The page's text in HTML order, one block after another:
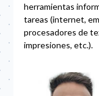
herramientas
tareas (internet,
procesadores de
impresiones, etc.).